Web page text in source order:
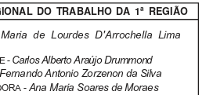
DO  TRABALHO  DA  1ª  REGIÃO
Maria   de   Lourdes   D'Arrochella   Lima
- Carlos Alberto Araújo Drummond
Fernando Antonio Zorzenon da Silva
- Ana Maria Soares de Moraes